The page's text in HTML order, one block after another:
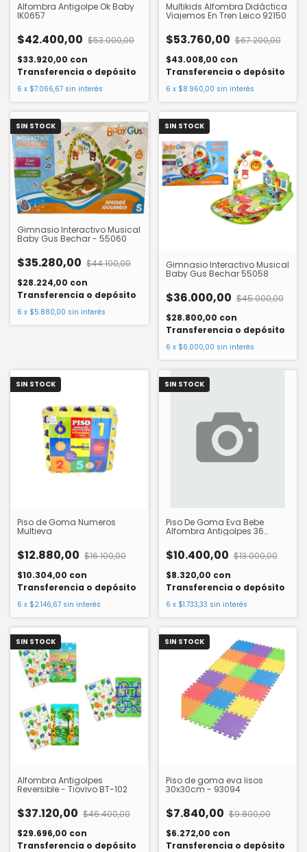
Alfombra Antigolpe Ok Baby
IK0657
$42.400,00 $53.000,00
$33.920,00 con
Transferencia o depósito
6 x $7.066,67 sin interés
Multikids Alfombra Didáctica
Viajemos En Tren Leico 92150
$53.760,00 $67.200,00
$43.008,00 con
Transferencia o depósito
6 x $8.960,00 sin interés
SIN STOCK
Gimnasio Interactivo Musical
Baby Gus Bechar - 55060
$35.280,00 $44.100,00
$28.224,00 con
Transferencia o depósito
6 x $5.880,00 sin interés
SIN STOCK
Gimnasio Interactivo Musical
Baby Gus Bechar 55058
$36.000,00 $45.000,00
$28.800,00 con
Transferencia o depósito
6 x $6.000,00 sin interés
SIN STOCK
Piso de Goma Numeros
Multieva
$12.880,00 $16.100,00
$10.304,00 con
Transferencia o depósito
6 x $2.146,67 sin interés
SIN STOCK
Piso De Goma Eva Bebe
Alfombra Antigolpes 36
$10.400,00 $13.000,00
$8.320,00 con
Transferencia o depósito
6 x $1.733,33 sin interés
SIN STOCK
Alfombra Antigolpes
Reversible - Tiovivo BT-102
$37.120,00 $46.400,00
$29.696,00 con
Transferencia o depósito
SIN STOCK
Piso de goma eva lisos
30x30cm - 93094
$7.840,00 $9.800,00
$6.272,00 con
Transferencia o depósito